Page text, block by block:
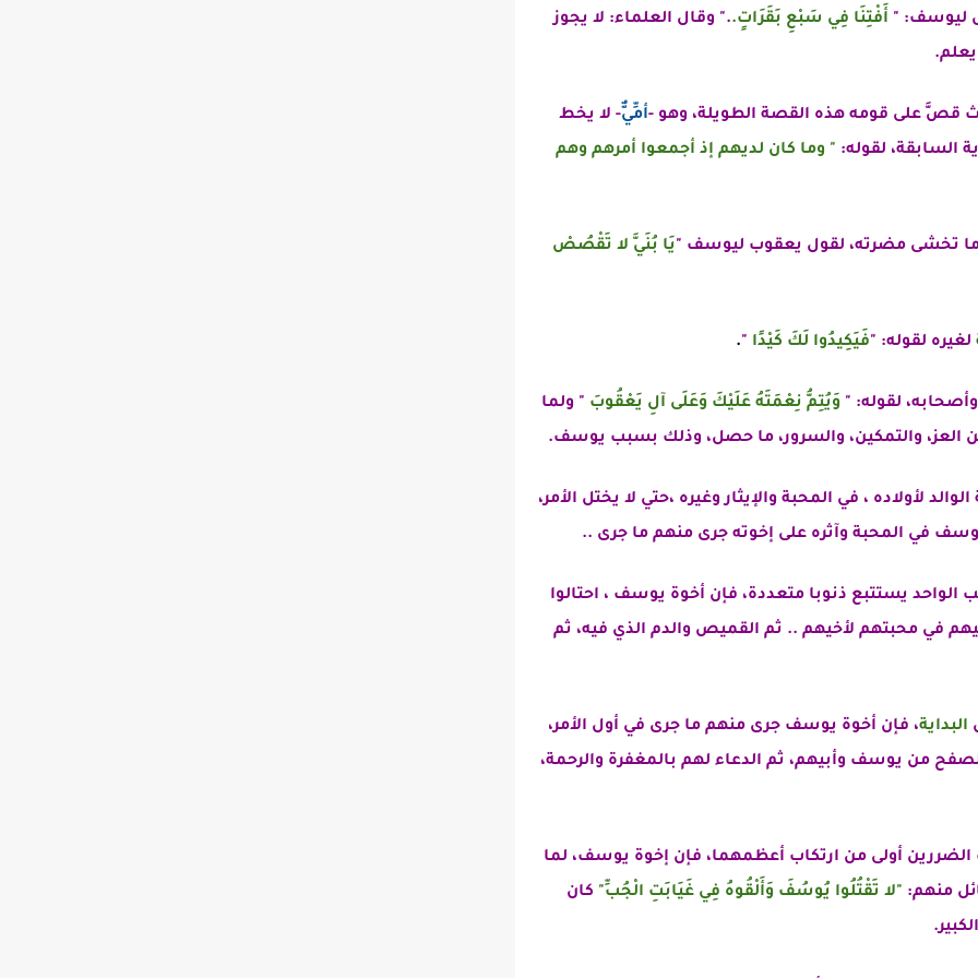
ليوسف: " أَفْتِنَا فِي سَبْعِ بَقَرَاتٍ.." وقال العلماء: لا يجوز
يعلم.
على قومه هذه القصة الطويلة، وهو -أمِّيٌّ- لا يخط
السابقة، لقوله: " وما كان لديهم إذ أجمعوا أمرهم وهم
ما تخشى مضرته، لقول يعقوب ليوسف "يَا بُنَيَّ لا تَقْصُصْ
لغيره لقوله: "فَيَكِيدُوا لَكَ كَيْدًا "
.
لقوله: " وَيُتِمُّ نِعْمَتَهُ عَلَيْكَ وَعَلَى آلِ يَعْقُوبَ " ولما
والتمكين، والسرور، ما حصل، وذلك بسبب يوسف.
لأولاده ، في المحبة والإيثار وغيره ،حتي لا يختل الأمر،
في المحبة وآثره على إخوته جرى منهم ما جرى ..
الواحد يستتبع ذنوبا متعددة، فإن أخوة يوسف ، احتالوا
في محبتهم لأخيهم .. ثم القميص والدم الذي فيه، ثم
البداية، فإن أخوة يوسف جرى منهم ما جرى في أول الأمر،
من يوسف وأبيهم، ثم الدعاء لهم بالمغفرة والرحمة،
الضررين أولى من ارتكاب أعظمهما، فإن إخوة يوسف، لما
منهم: "لا تَقْتُلُوا يُوسُفَ وَأَلْقُوهُ فِي غَيَابَتِ الْجُبِّ" كان